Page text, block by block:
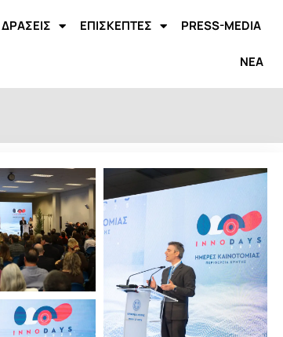
ΔΡΑΣΕΙΣ ΕΠΙΣΚΕΠΤΕΣ PRESS-MEDIA
ΝΕΑ